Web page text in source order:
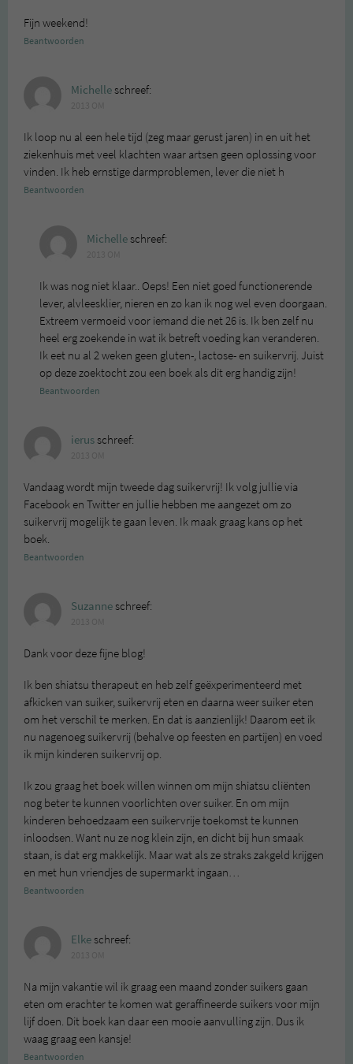
Fijn weekend!
Beantwoorden
Michelleschreef:
Ik loop nu al een hele tijd (zeg maar gerust jaren) in en uit het
ziekenhuis met veel klachten waar artsen geen oplossing voor
vinden. Ik heb ernstige darmproblemen, lever die niet h
Beantwoorden
Michelleschreef:
Ik was nog niet klaar.. Oeps! Een niet goed functionerende
lever, alvleesklier, nieren en zo kan ik nog wel even doorgaan.
Extreem vermoeid voor iemand die net 26 is. Ik ben zelf nu
heel erg zoekende in wat ik betreft voeding kan veranderen.
Ik eet nu al 2 weken geen gluten-, lactose- en suikervrij. Juist
op deze zoektocht zou een boek als dit erg handig zijn!
Beantwoorden
ierusschreef:
Vandaag wordt mijn tweede dag suikervrij! Ik volg jullie via
Facebook en Twitter en jullie hebben me aangezet om zo
suikervrij mogelijk te gaan leven. Ik maak graag kans op het
boek.
Beantwoorden
Suzanneschreef:
Dank voor deze fijne blog!
Ik ben shiatsu therapeut en heb zelf geëxperimenteerd met
afkicken van suiker, suikervrij eten en daarna weer suiker eten
om het verschil te merken. En dat is aanzienlijk! Daarom eet ik
nu nagenoeg suikervrij (behalve op feesten en partijen) en voed
ik mijn kinderen suikervrij op.
Ik zou graag het boek willen winnen om mijn shiatsu cliënten
nog beter te kunnen voorlichten over suiker. En om mijn
kinderen behoedzaam een suikervrije toekomst te kunnen
inloodsen. Want nu ze nog klein zijn, en dicht bij hun smaak
staan, is dat erg makkelijk. Maar wat als ze straks zakgeld krijgen
en met hun vriendjes de supermarkt ingaan…
Beantwoorden
Elkeschreef:
Na mijn vakantie wil ik graag een maand zonder suikers gaan
eten om erachter te komen wat geraffineerde suikers voor mijn
lijf doen. Dit boek kan daar een mooie aanvulling zijn. Dus ik
waag graag een kansje!
Beantwoorden